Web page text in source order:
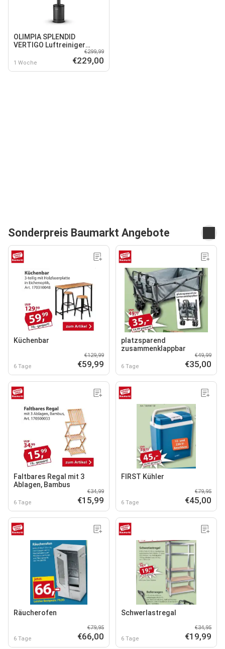
OLIMPIA SPLENDID
VERTIGO Luftreiniger
HEPA Filter UV-Lampe
Keramiktechnologie
1 Woche
€299,99
€229,00
Sonderpreis Baumarkt Angebote
Küchenbar
6 Tage
€129,99
€59,99
platzsparend
zusammenklappbar
6 Tage
€49,99
€35,00
Faltbares Regal mit 3
Ablagen, Bambus
6 Tage
€34,99
€15,99
FIRST Kühler
6 Tage
€79,95
€45,00
Räucherofen
6 Tage
€79,95
€66,00
Schwerlastregal
6 Tage
€34,95
€19,99